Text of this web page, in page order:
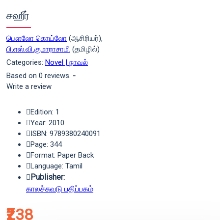
சஹீர்
பௌலோ கொய்லோ (ஆசிரியர்),
பி.எஸ்.வி.குமாராசாமி (தமிழில்)
Categories: Novel | நாவல்
Based on 0 reviews. -
Write a review
₹238
Edition: 1
Year: 2010
ISBN: 9789380240091
Page: 344
Format: Paper Back
Language: Tamil
Publisher:
காலச்சுவடு பதிப்பகம்